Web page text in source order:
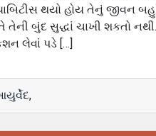
થયો હોય તેનું જીવન
બુંદ સુદ્ધાં ચાખી શકતો
લેવાં પડે […]
,